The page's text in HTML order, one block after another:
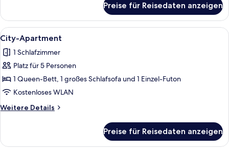
Apartment,
Nichtraucher,
Erdgeschoss
Preise für Reisedaten anzeigen
Alle
Fotos
für
City-
Apartment
anzeigen
Ein Wandgemälde mit einer
1
City-Apartment
1 Schlafzimmer
Platz für 5 Personen
1 Queen-Bett, 1 großes Schlafsofa und 1 Einzel-Futon
Kostenloses WLAN
Weitere Details
Weitere
Apartment
Preise für Reisedaten anzeigen